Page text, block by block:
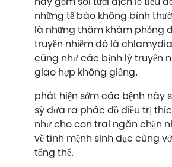
những tế bào không bình
là những thăm khám phỏng
truyền nhiễm đó là
cũng như các bịnh lý truyền
giao hợp không giống.
phát hiện sớm các bệnh này
sỹ đưa ra phác đồ điều trị
như cho con trai ngăn chặn
về tính mệnh sinh dục cùng
tổng thể.